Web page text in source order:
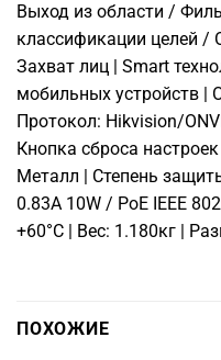
Выход из области /
классификации целей /
Захват лиц | Smart
мобильных устройств |
Протокол: Hikvision/
Кнопка сброса
Металл | Степень
0.83A 10W / PoE IEEE
+60°C | Вес: 1.180кг |
ПОХОЖИЕ